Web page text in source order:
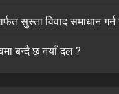
सुस्ता विवाद समाधान
बन्दै छ नयाँ दल ?